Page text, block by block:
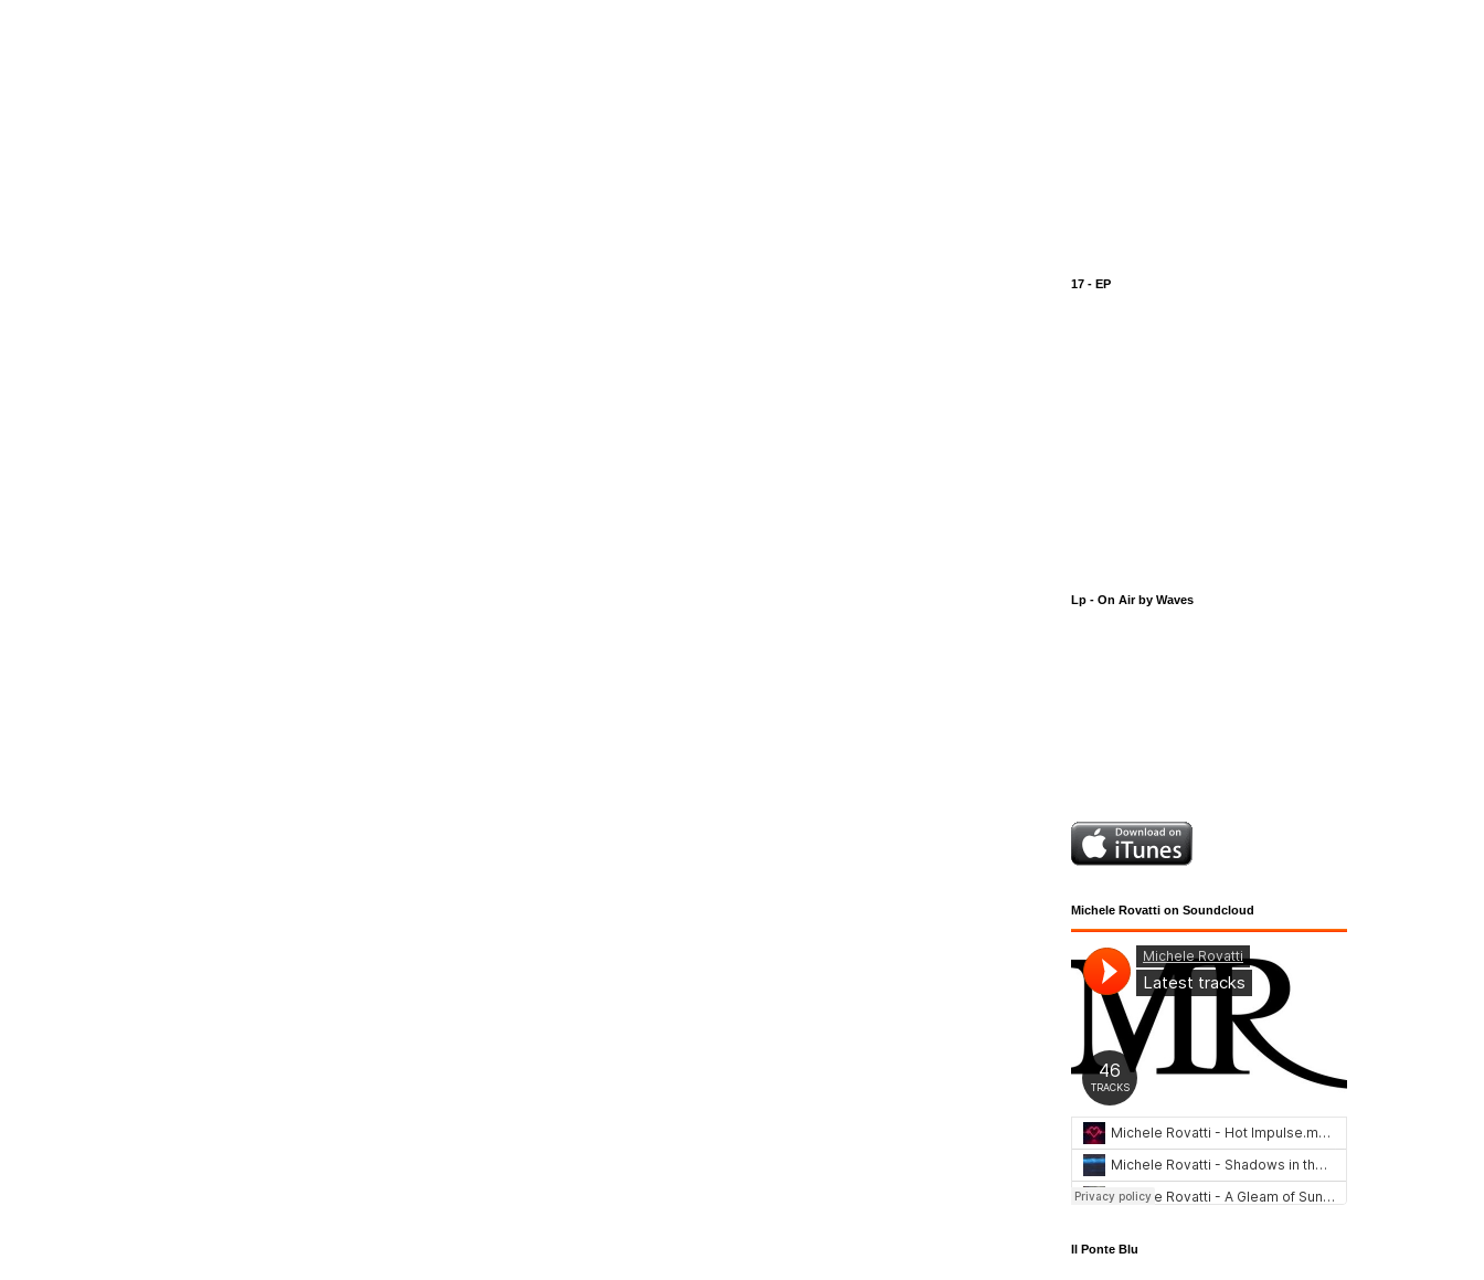
17 - EP
Lp - On Air by Waves
Michele Rovatti on Soundcloud
Il Ponte Blu